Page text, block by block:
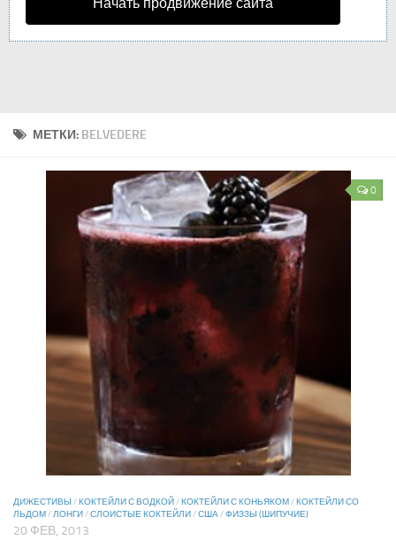
Начать продвижение сайта
МЕТКИ: BELVEDERE
0
ДИЖЕСТИВЫ / КОКТЕЙЛИ С ВОДКОЙ / КОКТЕЙЛИ С КОНЬЯКОМ / КОКТЕЙЛИ СО
ЛЬДОМ /ЛОНГИ /СЛОИСТЫЕ КОКТЕЙЛИ /США/ФИЗЗЫ (ШИПУЧИЕ)
20 ФЕВ, 2013